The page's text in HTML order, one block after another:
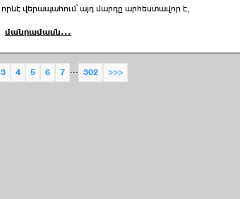
որևէ վերապահում՝ այդ մարդը արհեստավոր է,
մանրամասն...
3 4 5 6 7 ... 302 >>>